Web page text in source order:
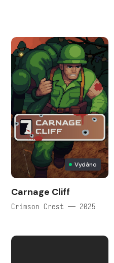
Vydáno
Carnage Cliff
Crimson Crest — 2025